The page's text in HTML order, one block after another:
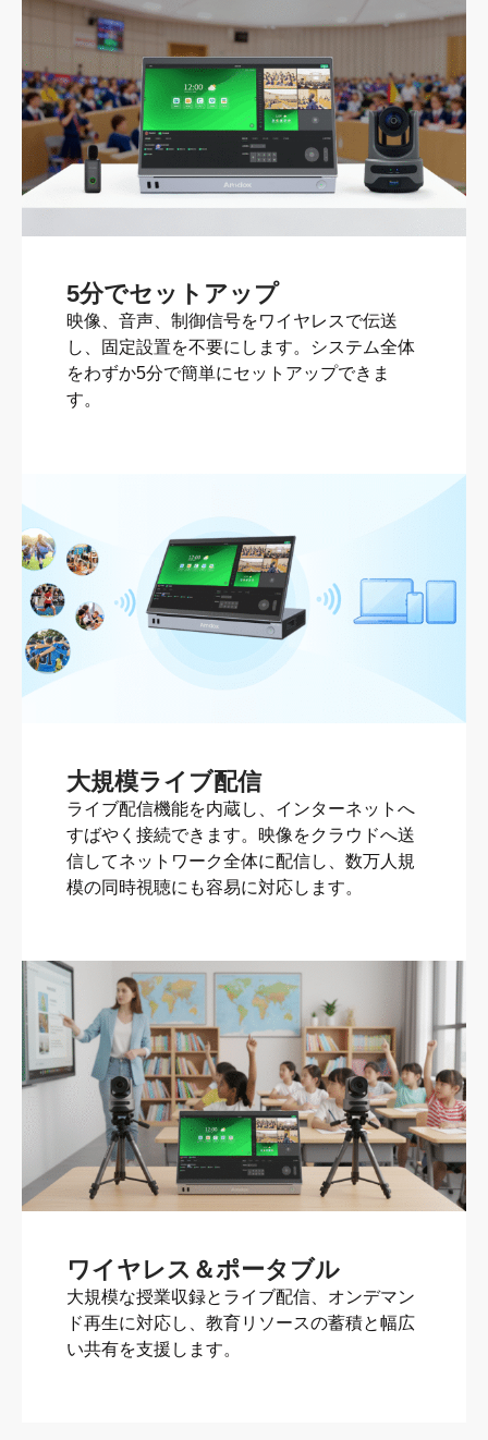
5分でセットアップ
映像、音声、制御信号をワイヤレスで伝送
し、固定設置を不要にします。システム全体
をわずか5分で簡単にセットアップできま
す。
大規模ライブ配信
ライブ配信機能を内蔵し、インターネットへ
すばやく接続できます。映像をクラウドへ送
信してネットワーク全体に配信し、数万人規
模の同時視聴にも容易に対応します。
ワイヤレス＆ポータブル
大規模な授業収録とライブ配信、オンデマン
ド再生に対応し、教育リソースの蓄積と幅広
い共有を支援します。